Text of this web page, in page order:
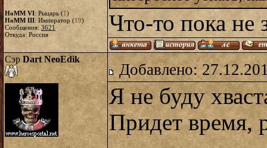
HoMM VI: Рыцарь (1)
HoMM III: Император (19)
Сообщения: 3621
Откуда: Россия
Что-то пока не
Сэр Dart NeoEdik
Добавлено:
Я не буду
Придет время,